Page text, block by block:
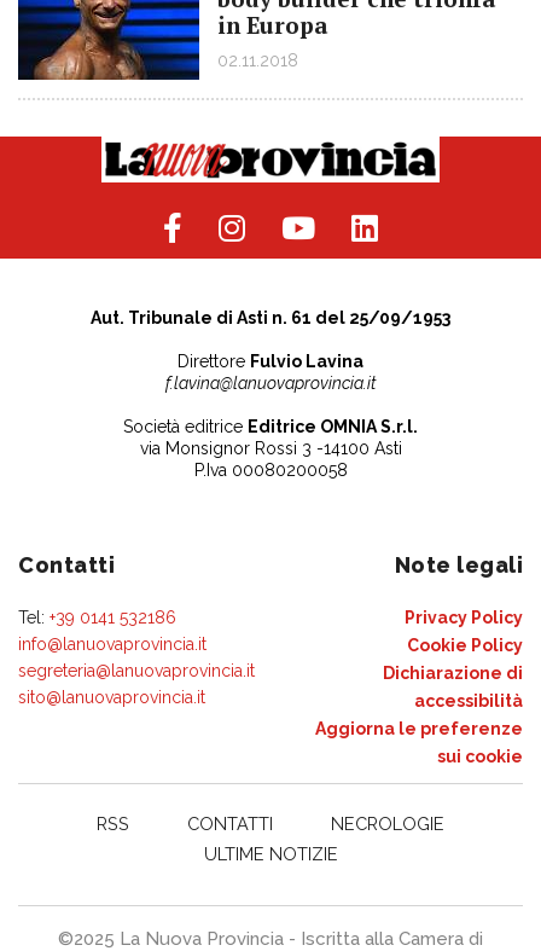
in Europa
02.11.2018
Aut. Tribunale di Asti n. 61 del 25/09/1953
Direttore Fulvio Lavina
f.lavina@lanuovaprovincia.it
Società editrice Editrice OMNIA S.r.l.
via Monsignor Rossi 3 -14100 Asti
P.Iva 00080200058
Contatti
Tel: +39 0141 532186
info@lanuovaprovincia.it
segreteria@lanuovaprovincia.it
sito@lanuovaprovincia.it
Note legali
Privacy Policy
Cookie Policy
Dichiarazione di
accessibilità
Aggiorna le preferenze
sui cookie
RSS CONTATTI
NECROLOGIE
ULTIME NOTIZIE
©2025 La Nuova Provincia - Iscritta alla Camera di